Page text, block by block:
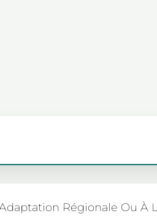
Régionale Ou À